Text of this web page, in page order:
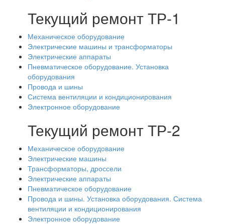
Текущий ремонт ТР-1
Механическое оборудование
Электрические машины и трансформаторы
Электрические аппараты
Пневматическое оборудование. Установка
оборудования
Провода и шины
Система вентиляции и кондиционирования
Электронное оборудование
Текущий ремонт ТР-2
Механическое оборудование
Электрические машины
Трансформаторы, дроссели
Электрические аппараты
Пневматическое оборудование
Провода и шины. Установка оборудования. Система
вентиляции и кондиционирования
Электронное оборудование